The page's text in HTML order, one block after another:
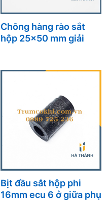
Chông hàng rào sắt
hộp 25×50 mm giải
trình
Bịt đầu sắt hộp phi
16mm ecu 6 ở giữa phụ